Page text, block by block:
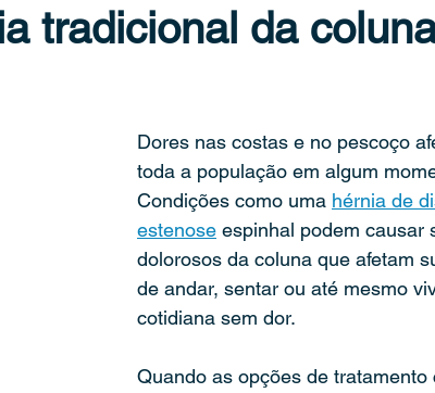
microdiscectomia percutânea saúde
tradicional da
Dores nas costas e no pescoço
toda a população em algum
Condições como uma hérnia de
estenose espinhal podem causar
dolorosos da coluna que afetam
de andar, sentar ou até mesmo
cotidiana sem dor.
Quando as opções de tratamento